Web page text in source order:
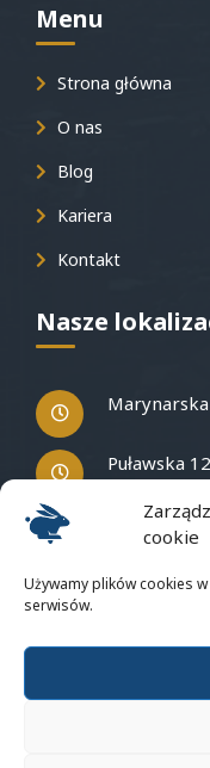
cookie
Używamy plików cookies
serwisów.
Menu
Strona główna
O nas
Blog
Kariera
Kontakt
Nasze
Puławska
Masz